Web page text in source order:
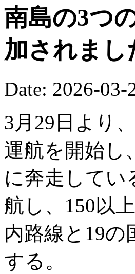
南島の3つ
加されまし
Date: 2026-03-
3月29日より
運航を開始し
に奔走してい
航し、150以
内路線と19
する。